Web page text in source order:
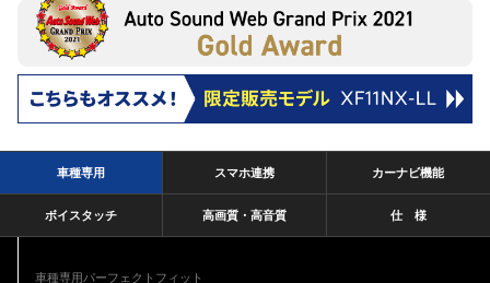
車種専用 スマホ連携 カーナビ機能
ボイスタッチ 高画質・高音質 仕 様
車種専用パーフェクトフィット